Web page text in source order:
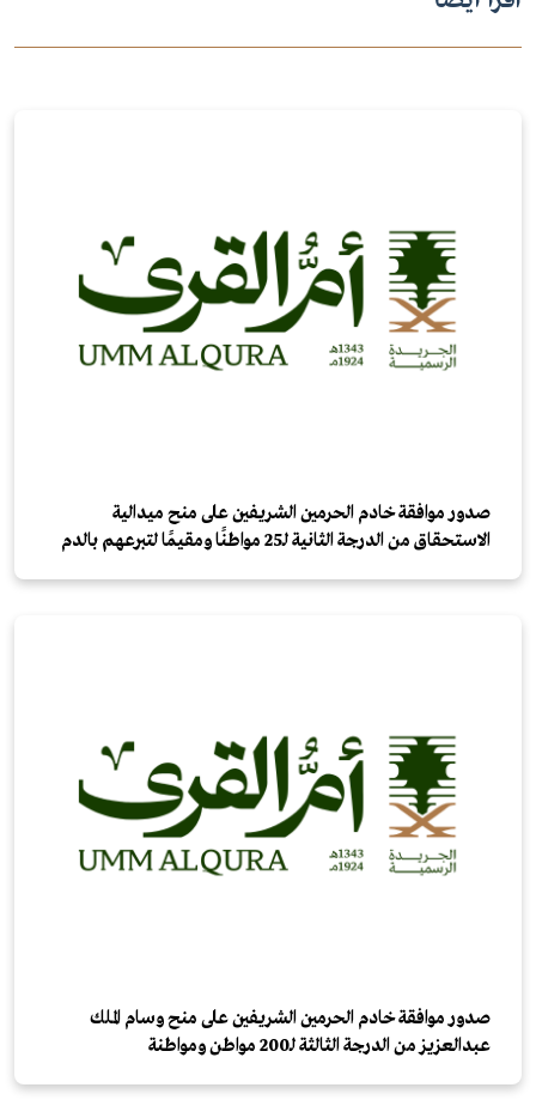
صدور موافقة خادم الحرمين الشريفين على منح ميدالية
الاستحقاق من الدرجة الثانية لـ25 مواطنًا ومقيمًا لتبرعهم بالدم
صدور موافقة خادم الحرمين الشريفين على منح وسام الملك
عبدالعزيز من الدرجة الثالثة لـ200 مواطن ومواطنة